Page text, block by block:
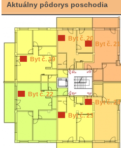
Aktuálny pôdorys poschodia
Byt č. 19
Byt č. 20
Byt č. 21
Byt č. 22
Byt č. 23
Byt č. 24